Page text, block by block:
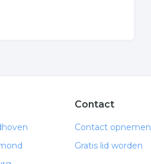
Contact
Contact opnemen
Gratis lid worden